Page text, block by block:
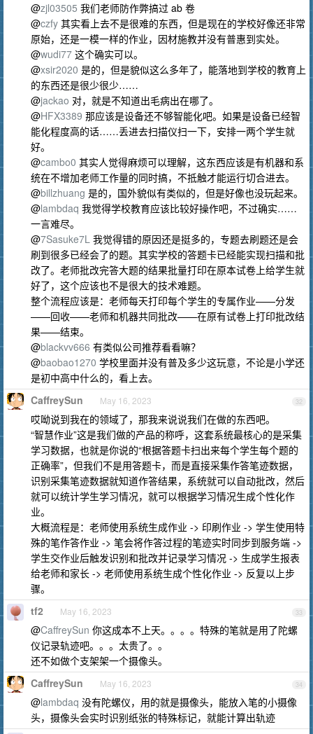
@zjl03505 我们老师防作弊搞过 ab 卷
@czfy 其实看上去不是很难的东西，但是现在的学校好像还非常
原始，还是一模一样的作业，因材施教并没有普惠到实处。
@wudi77 这个确实可以。
@xsir2020 是的，但是貌似这么多年了，能落地到学校的教育上
的东西还是很少很少……
@jackao 对，就是不知道出毛病出在哪了。
@HFX3389 那应该是设备还不够智能化吧。如果是设备已经智
能化程度高的话……丢进去扫描仪扫一下，安排一两个学生就
好。
@cambo0 其实人觉得麻烦可以理解，这东西应该是有机器和系
统在不增加老师工作量的同时搞，不抵触才能运行切合进去。
@billzhuang 是的，国外貌似有类似的，但是好像也没玩起来。
@lambdaq 我觉得学校教育应该比较好操作吧，不过确实……
一言难尽。
@7Sasuke7L 我觉得错的原因还是挺多的，专题去刷题还是会
刷到很多已经会了的题。其实学校的答题卡已经能实现扫描和批
改了。老师批改完答大题的结果批量打印在原本试卷上给学生就
好了，这个应该也不是很大的技术难题。
整个流程应该是：老师每天打印每个学生的专属作业——分发
——回收——老师和机器共同批改——在原有试卷上打印批改结
果——结束。
@blackvv666 有类似公司推荐看看嘛？
@baobao1270 学校里面并没有普及多少这玩意，不论是小学还
是初中高中什么的，看上去。
32
CaffreySun May 16, 2023
哎呦说到我在的领域了，那我来说说我们在做的东西吧。
“智慧作业”这是我们做的产品的称呼，这套系统最核心的是采集
学习数据，也就是你说的“根据答题卡扫出来每个学生每个题的
正确率”，但我们不是用答题卡，而是直接采集作答笔迹数据，
识别采集笔迹数据就知道作答结果，系统就可以自动批改，然后
就可以统计学生学习情况，就可以根据学习情况生成个性化作
业。
大概流程是：老师使用系统生成作业 -> 印刷作业 -> 学生使用特
殊的笔作答作业 -> 笔会将作答过程的笔迹实时同步到服务端 ->
学生交作业后触发识别和批改并记录学习情况 -> 生成学生报表
给老师和家长 -> 老师使用系统生成个性化作业 -> 反复以上步
骤。
33
tf2 May 16, 2023
@CaffreySun 你这成本不上天。。。。特殊的笔就是用了陀螺
仪记录轨迹吧。。。太贵了。。
还不如做个支架架一个摄像头。
34
CaffreySun May 16, 2023
@lambdaq 没有陀螺仪，用的就是摄像头，能放入笔的小摄像
头，摄像头会实时识别纸张的特殊标记，就能计算出轨迹